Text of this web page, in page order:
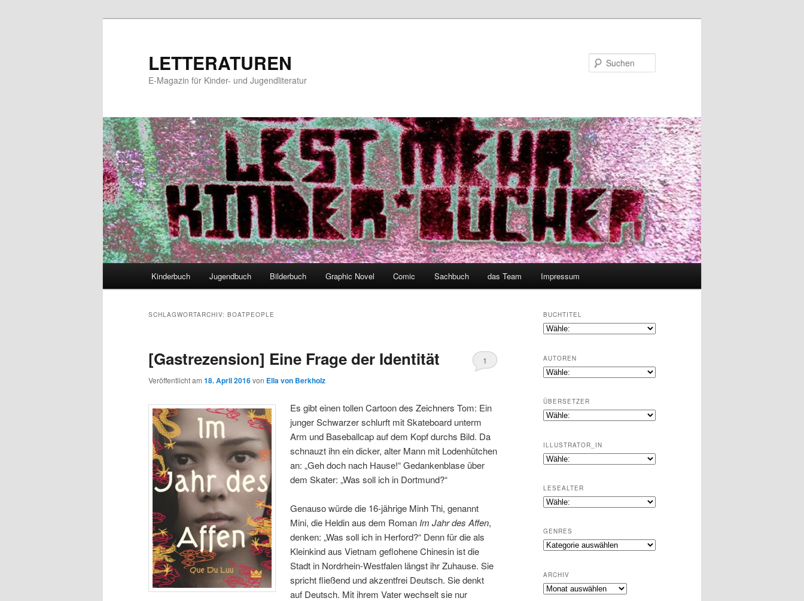
LETTERATUREN
E-Magazin für Kinder- und Jugendliteratur
Kinderbuch Jugendbuch Bilderbuch Graphic Novel Comic Sachbuch das Team Impressum
SCHLAGWORTARCHIV: BOATPEOPLE
[Gastrezension] Eine Frage der Identität
Veröffentlicht am 18. April 2016von Ella von Berkholz
1
Es gibt einen tollen Cartoon des Zeichners Tom: Ein
junger Schwarzer schlurft mit Skateboard unterm
Arm und Baseballcap auf dem Kopf durchs Bild. Da
schnauzt ihn ein dicker, alter Mann mit Lodenhütchen
an: „Geh doch nach Hause!“ Gedankenblase über
dem Skater: „Was soll ich in Dortmund?“
Genauso würde die 16-jährige Minh Thi, genannt
Mini, die Heldin aus dem Roman Im Jahr des Affen,
denken: „Was soll ich in Herford?“ Denn für die als
Kleinkind aus Vietnam geflohene Chinesin ist die
Stadt in Nordrhein-Westfalen längst ihr Zuhause. Sie
spricht fließend und akzentfrei Deutsch. Sie denkt
auf Deutsch. Mit ihrem Vater wechselt sie nur
BUCHTITEL
AUTOREN
ÜBERSETZER
ILLUSTRATOR_IN
LESEALTER
GENRES
Genres
ARCHIV
Archiv